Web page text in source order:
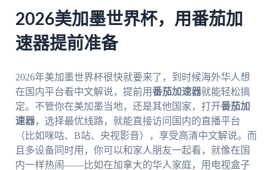
2026美加墨世界杯，用番茄加
速器提前准备
2026年美加墨世界杯很快就要来了，到时候海外华人想
在国内平台看中文解说，提前用番茄加速器就能轻松搞
定。不管你在美加墨当地，还是其他国家，打开番茄加
速器，选择最优线路，就能直接访问国内的直播平台
（比如咪咕、B站、央视影音），享受高清中文解说。而
且多设备同时用，你可以和家人朋友一起看，就像在国
内一样热闹——比如在加拿大的华人家庭，用电视盒子